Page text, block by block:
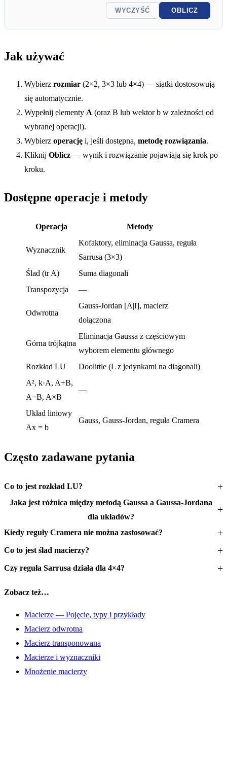
WYCZYŚĆ OBLICZ
Jak używać
Wybierz rozmiar (2×2, 3×3 lub 4×4) — siatki dostosowują
się automatycznie.
Wypełnij elementy A (oraz B lub wektor b w zależności od
wybranej operacji).
Wybierz operację i, jeśli dostępna, metodę rozwiązania.
Kliknij Oblicz — wynik i rozwiązanie pojawiają się krok po
kroku.
Dostępne operacje i metody
Operacja Metody
Wyznacznik
Kofaktory, eliminacja Gaussa, reguła
Sarrusa (3×3)
Ślad (tr A)
Suma diagonali
Transpozycja
—
Odwrotna
Gauss-Jordan [A|I], macierz
dołączona
Górna trójkątna
Eliminacja Gaussa z częściowym
wyborem elementu głównego
Rozkład LU
Doolittle (L z jedynkami na diagonali)
A², k·A, A+B,
A−B, A×B
—
Układ liniowy
Ax = b
Gauss, Gauss-Jordan, reguła Cramera
Często zadawane pytania
Co to jest rozkład LU?
Jaka jest różnica między metodą Gaussa a Gaussa-Jordana
dla układów?
Kiedy reguły Cramera nie można zastosować?
Co to jest ślad macierzy?
Czy reguła Sarrusa działa dla 4×4?
Zobacz też…
Macierze — Pojęcie, typy i przykłady
Macierz odwrotna
Macierz transponowana
Macierze i wyznaczniki
Mnożenie macierzy